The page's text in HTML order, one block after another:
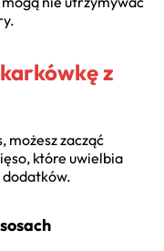
z
możesz zacząć
które uwielbia